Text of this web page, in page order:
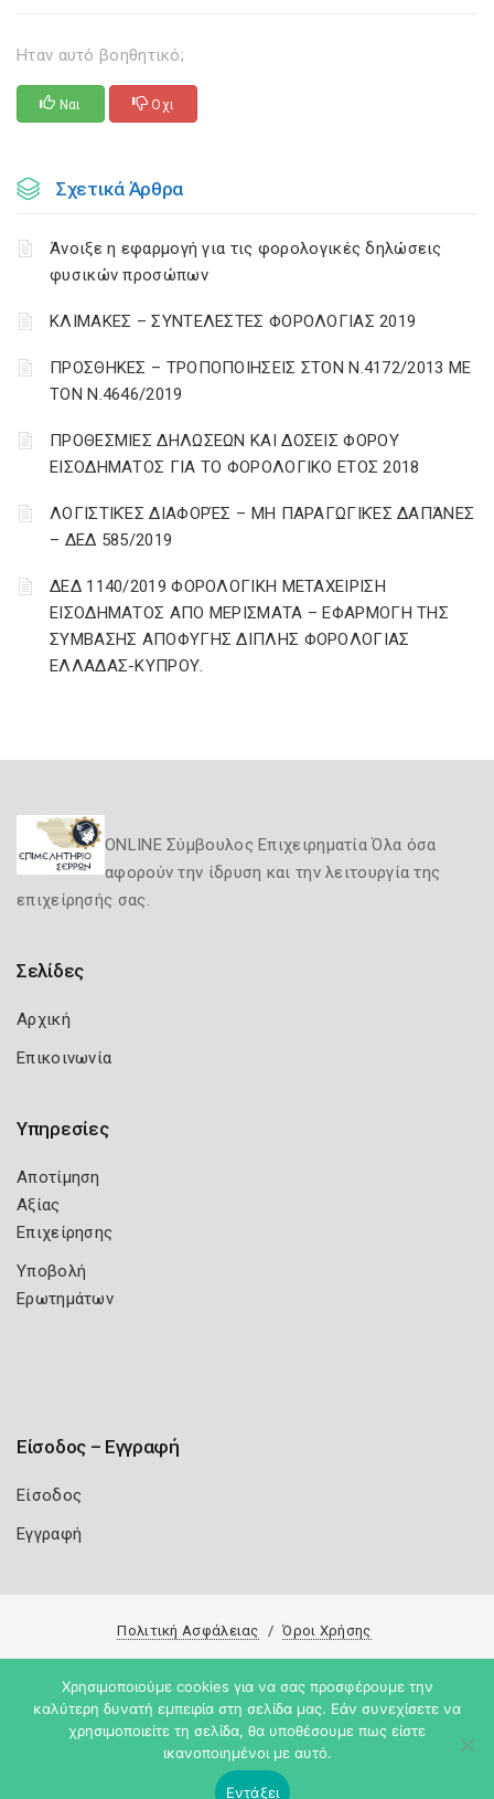
Ηταν αυτό βοηθητικό;
Ναι Οχι
Σχετικά Άρθρα
Άνοιξε η εφαρμογή για τις φορολογικές δηλώσεις
φυσικών προσώπων
ΚΛΙΜΑΚΕΣ – ΣΥΝΤΕΛΕΣΤΕΣ ΦΟΡΟΛΟΓΙΑΣ 2019
ΠΡΟΣΘΗΚΕΣ – ΤΡΟΠΟΠΟΙΗΣΕΙΣ ΣΤΟΝ Ν.4172/2013 ΜΕ
ΤΟΝ Ν.4646/2019
ΠΡΟΘΕΣΜΙΕΣ ΔΗΛΩΣΕΩΝ ΚΑΙ ΔΟΣΕΙΣ ΦΟΡΟΥ
ΕΙΣΟΔΗΜΑΤΟΣ ΓΙΑ ΤΟ ΦΟΡΟΛΟΓΙΚΟ ΕΤΟΣ 2018
ΛΟΓΙΣΤΙΚΈΣ ΔΙΑΦΟΡΈΣ – ΜΗ ΠΑΡΑΓΩΓΙΚΈΣ ΔΑΠΆΝΕΣ
– ΔΕΔ 585/2019
ΔΕΔ 1140/2019 ΦΟΡΟΛΟΓΙΚΗ ΜΕΤΑΧΕΙΡΙΣΗ
ΕΙΣΟΔΗΜΑΤΟΣ ΑΠΟ ΜΕΡΙΣΜΑΤΑ – ΕΦΑΡΜΟΓΗ ΤΗΣ
ΣΥΜΒΑΣΗΣ ΑΠΟΦΥΓΗΣ ΔΙΠΛΗΣ ΦΟΡΟΛΟΓΙΑΣ
ΕΛΛΑΔΑΣ-ΚΥΠΡΟΥ.
ONLINE Σύμβουλος Επιχειρηματία Όλα όσα
αφορούν την ίδρυση και την λειτουργία της
επιχείρησής σας.
Σελίδες
Αρχική
Επικοινωνία
Υπηρεσίες
Αποτίμηση
Αξίας
Επιχείρησης
Υποβολή
Ερωτημάτων
Είσοδος – Εγγραφή
Είσοδος
Εγγραφή
Πολιτική Ασφάλειας Όροι Χρήσης
Copyright 2026 Knowledge A.E.
Χρησιμοποιούμε cookies για να σας προσφέρουμε την
καλύτερη δυνατή εμπειρία στη σελίδα μας. Εάν συνεχίσετε να
χρησιμοποιείτε τη σελίδα, θα υποθέσουμε πως είστε
ικανοποιημένοι με αυτό.
Εντάξει